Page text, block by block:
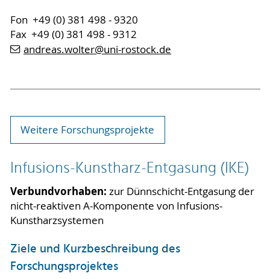
Fon +49 (0) 381 498 - 9320
Fax +49 (0) 381 498 - 9312
andreas.wolter@uni-rostock.de
Weitere Forschungsprojekte
Infusions-Kunstharz-Entgasung (IKE)
Verbundvorhaben: zur Dünnschicht-Entgasung der
nicht-reaktiven A-Komponente von Infusions-
Kunstharzsystemen
Ziele und Kurzbeschreibung des
Forschungsprojektes